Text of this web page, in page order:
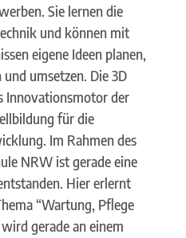
Sie lernen die
und können mit
eigene Ideen planen,
umsetzen. Die 3D
Innovationsmotor der
für die
Im Rahmen des
NRW ist gerade eine
Hier erlernt
“Wartung, Pflege
gerade an einem